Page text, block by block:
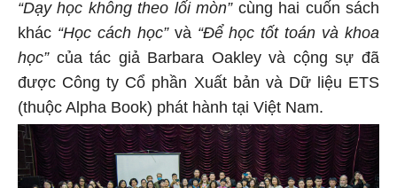
“Dạy học không theo lối mòn”cùng hai cuốn sách
khác “Học cách học”và “Để học tốt toán và khoa
học”của tác giả Barbara Oakley và cộng sự đã
được Công ty Cổ phần Xuất bản và Dữ liệu ETS
(thuộc Alpha Book) phát hành tại Việt Nam.